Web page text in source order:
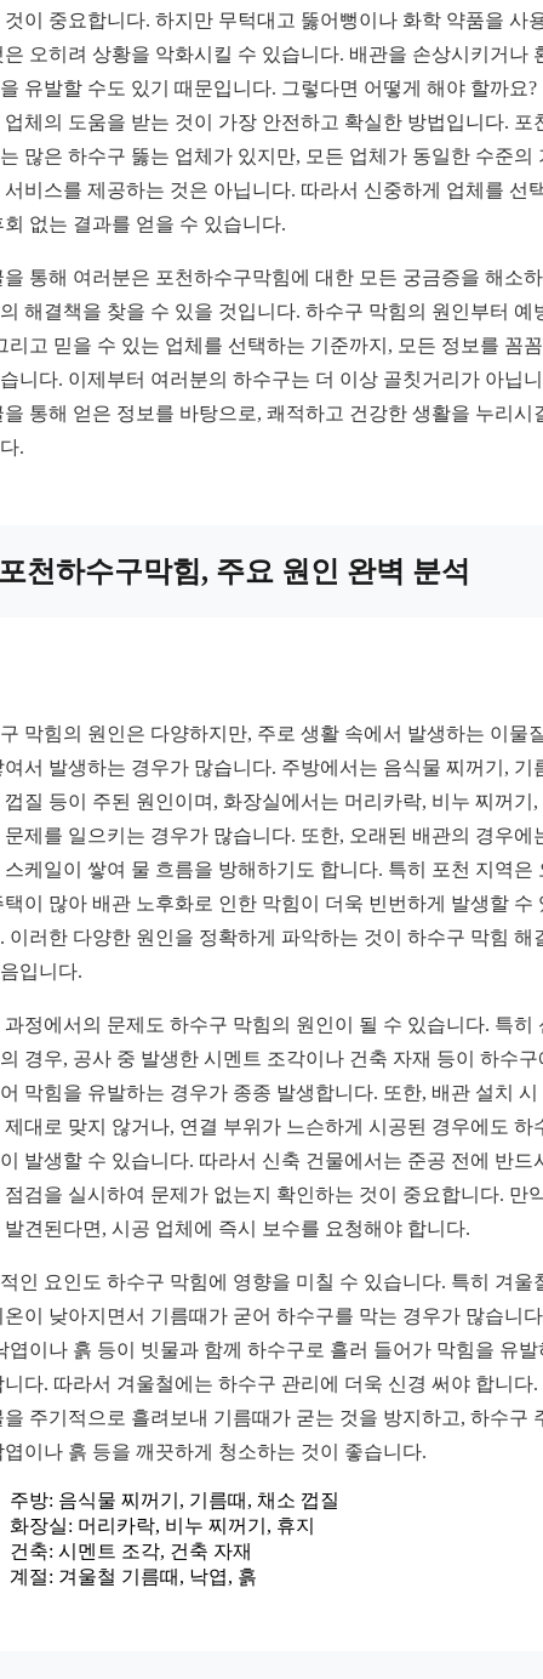
것이 중요합니다. 하지만 무턱대고 뚫어뻥이나 화학 약품을 사
은 오히려 상황을 악화시킬 수 있습니다. 배관을 손상시키거나
유발할 수도 있기 때문입니다. 그렇다면 어떻게 해야 할까요?
업체의 도움을 받는 것이 가장 안전하고 확실한 방법입니다. 포
많은 하수구 뚫는 업체가 있지만, 모든 업체가 동일한 수준의
서비스를 제공하는 것은 아닙니다. 따라서 신중하게 업체를 선
회 없는 결과를 얻을 수 있습니다.
을 통해 여러분은 포천하수구막힘에 대한 모든 궁금증을 해소
해결책을 찾을 수 있을 것입니다. 하수구 막힘의 원인부터 예
리고 믿을 수 있는 업체를 선택하는 기준까지, 모든 정보를 꼼
니다. 이제부터 여러분의 하수구는 더 이상 골칫거리가 아닙
을 통해 얻은 정보를 바탕으로, 쾌적하고 건강한 생활을 누리시
.
천하수구막힘, 주요 원인 완벽 분석
막힘의 원인은 다양하지만, 주로 생활 속에서 발생하는 이물
여서 발생하는 경우가 많습니다. 주방에서는 음식물 찌꺼기, 기
껍질 등이 주된 원인이며, 화장실에서는 머리카락, 비누 찌꺼기,
문제를 일으키는 경우가 많습니다. 또한, 오래된 배관의 경우에
스케일이 쌓여 물 흐름을 방해하기도 합니다. 특히 포천 지역은
택이 많아 배관 노후화로 인한 막힘이 더욱 빈번하게 발생할 수
이러한 다양한 원인을 정확하게 파악하는 것이 하수구 막힘 해
입니다.
과정에서의 문제도 하수구 막힘의 원인이 될 수 있습니다. 특히
경우, 공사 중 발생한 시멘트 조각이나 건축 자재 등이 하수구
막힘을 유발하는 경우가 종종 발생합니다. 또한, 배관 설치 시
제대로 맞지 않거나, 연결 부위가 느슨하게 시공된 경우에도 하
발생할 수 있습니다. 따라서 신축 건물에서는 준공 전에 반드
점검을 실시하여 문제가 없는지 확인하는 것이 중요합니다. 만
발견된다면, 시공 업체에 즉시 보수를 요청해야 합니다.
인 요인도 하수구 막힘에 영향을 미칠 수 있습니다. 특히 겨울
온이 낮아지면서 기름때가 굳어 하수구를 막는 경우가 많습니
엽이나 흙 등이 빗물과 함께 하수구로 흘러 들어가 막힘을 유발
니다. 따라서 겨울철에는 하수구 관리에 더욱 신경 써야 합니다.
을 주기적으로 흘려보내 기름때가 굳는 것을 방지하고, 하수구
엽이나 흙 등을 깨끗하게 청소하는 것이 좋습니다.
주방: 음식물 찌꺼기, 기름때, 채소 껍질
화장실: 머리카락, 비누 찌꺼기, 휴지
건축: 시멘트 조각, 건축 자재
계절: 겨울철 기름때, 낙엽, 흙